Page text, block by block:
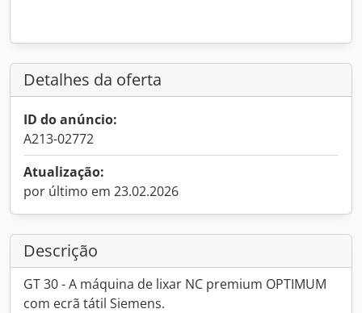
Detalhes da oferta
ID do anúncio:
A213-02772
Atualização:
por último em 23.02.2026
Descrição
GT 30 - A máquina de lixar NC premium OPTIMUM
com ecrã tátil Siemens.